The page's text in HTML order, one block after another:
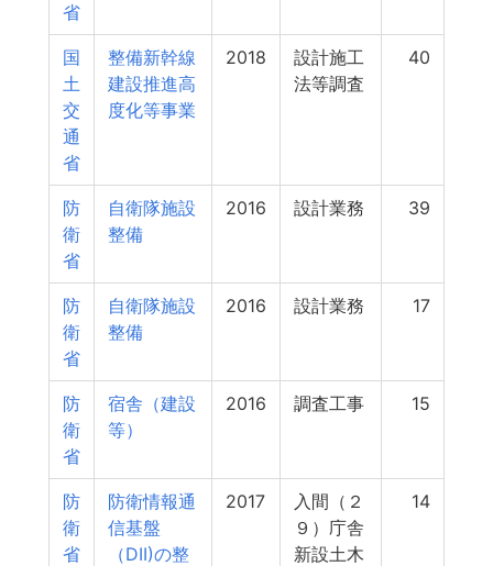
省
国
土
交
通
省
整備新幹線
建設推進高
度化等事業
2018
設計施工
法等調査
40
防
衛
省
自衛隊施設
整備
2016 設計業務 39
防
衛
省
自衛隊施設
整備
2016 設計業務 17
防
衛
省
宿舎（建設
等）
2016 調査工事 15
防
衛
省
防衛情報通
信基盤
（DII)の整
2017
入間（２
９）庁舎
新設土木
14